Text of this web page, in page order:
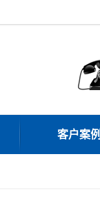
客户案例